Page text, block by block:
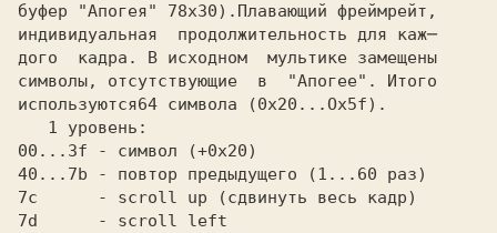
буфер "Апогея" 78x30).Плавающий фреймрейт,
индивидуальная  продолжительность для каж─
дого  кадра. В исходном  мультике замещены
символы, отсутствующие  в  "Апогее". Итого
используются
00...3f - символ (+0x20)
40...7b - повтор предыдущего (1...60 раз)
7c      - scroll up (сдвинуть весь кадр)
7d      - scroll left